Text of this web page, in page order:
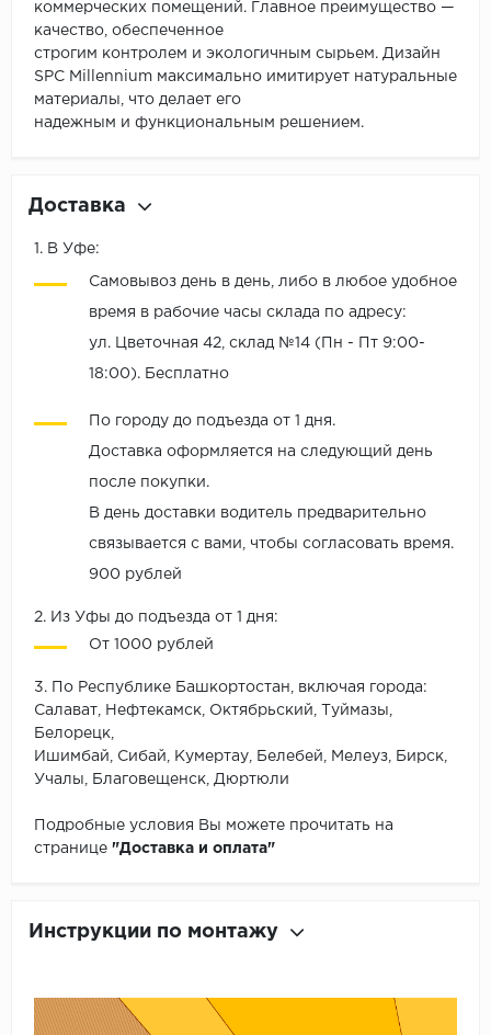
коммерческих помещений. Главное преимущество —
качество, обеспеченное
строгим контролем и экологичным сырьем. Дизайн
SPC Millennium максимально имитирует натуральные
материалы, что делает его
надежным и функциональным решением.
Доставка
1. В Уфе:
Самовывоз день в день, либо в любое удобное
время в рабочие часы склада по адресу:
ул. Цветочная 42, склад №14 (Пн - Пт 9:00-
18:00). Бесплатно
По городу до подъезда от 1 дня.
Доставка оформляется на следующий день
после покупки.
В день доставки водитель предварительно
связывается с вами, чтобы согласовать время.
900 рублей
2. Из Уфы до подъезда от 1 дня:
От 1000 рублей
3. По Республике Башкортостан, включая города:
Салават, Нефтекамск, Октябрьский, Туймазы,
Белорецк,
Ишимбай, Сибай, Кумертау, Белебей, Мелеуз, Бирск,
Учалы, Благовещенск, Дюртюли
Подробные условия Вы можете прочитать на
странице "Доставка и оплата"
Инструкции по монтажу